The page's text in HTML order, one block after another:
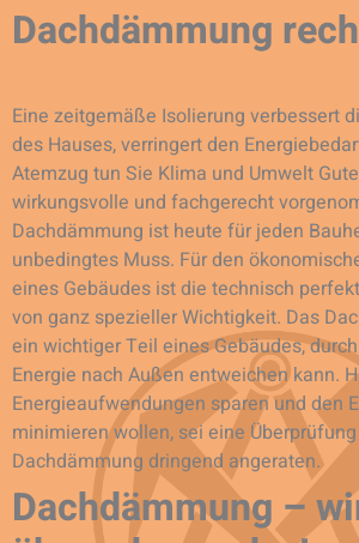
Dachdämmung
Eine zeitgemäße Isolierung verbessert
des Hauses, verringert den
Atemzug tun Sie Klima und Umwelt
wirkungsvolle und fachgerecht
Dachdämmung ist heute für jeden
unbedingtes Muss. Für den
eines Gebäudes ist die technisch
von ganz spezieller Wichtigkeit. Das
ein wichtiger Teil eines Gebäudes,
Energie nach Außen entweichen kann.
Energieaufwendungen sparen und den
minimieren wollen, sei eine
Dachdämmung dringend angeraten.
Dachdämmung –